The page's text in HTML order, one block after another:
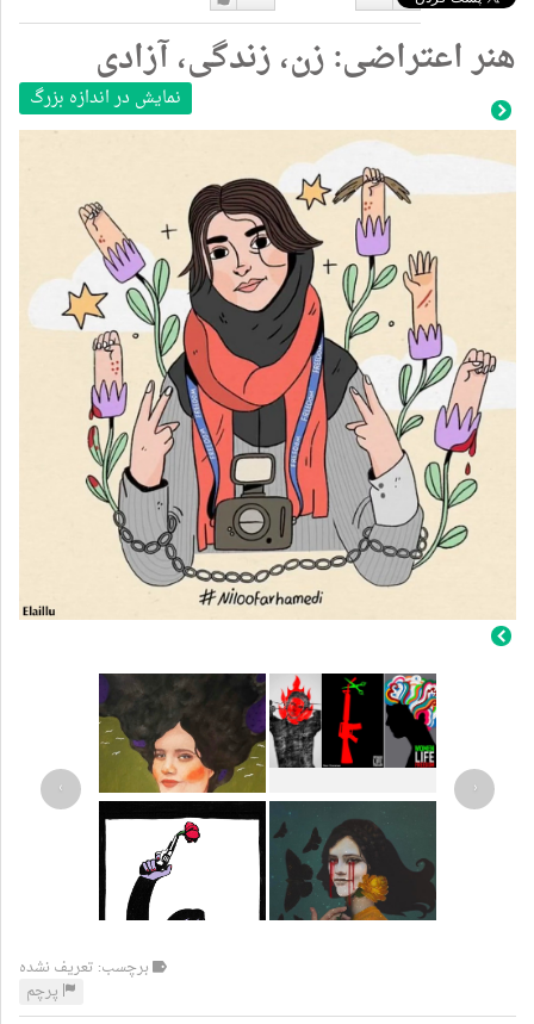
دوست
دارم
دوست
نداشتن
هنر اعتراضی: زن، زندگی، آزادی
نمایش در اندازه بزرگ
‹
›
برچسب: تعریف نشده
پرچم